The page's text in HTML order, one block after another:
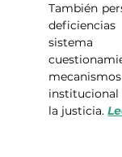
También
institucional
la justicia.